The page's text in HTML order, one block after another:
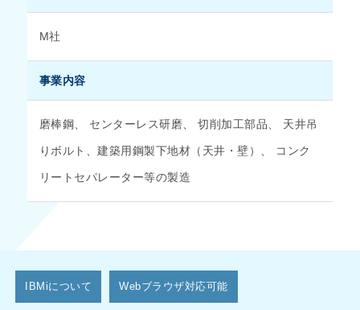
M社
事業内容
磨棒鋼、 センターレス研磨、 切削加工部品、 天井吊
りボルト、建築用鋼製下地材（天井・壁）、 コンク
リートセパレーター等の製造
IBMiについて Webブラウザ対応可能